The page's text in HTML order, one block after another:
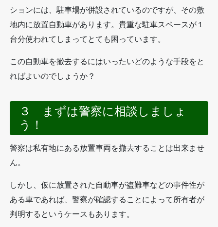
ションには、駐車場が併設されているのですが、その敷
地内に放置自動車があります。貴重な駐車スペースが１
台分使われてしまってとても困っています。
この自動車を撤去するにはいったいどのような手段をと
ればよいのでしょうか？
３ まずは警察に相談しましょ
う！
警察は私有地にある放置車両を撤去することは出来ませ
ん。
しかし、仮に放置された自動車が盗難車などの事件性が
ある車であれば、警察が確認することによって所有者が
判明するというケースもあります。